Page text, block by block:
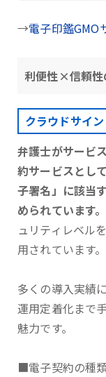
→電子印鑑GMO
利便性×信頼性
クラウドサイ
弁護士がサービ
約サービスとし
子署名」に該当
められています。
ュリティレベル
用されています。
多くの導入実績
運用定着化まで
魅力です。
■電子契約の種